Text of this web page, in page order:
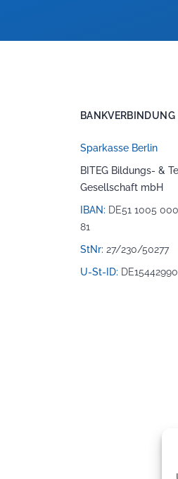
BANKVERBINDUNG
Sparkasse Berlin
BITEG Bildungs- &
Gesellschaft mbH
IBAN: DE51 1005
81
StNr: 27/230/50277
U-St-ID: